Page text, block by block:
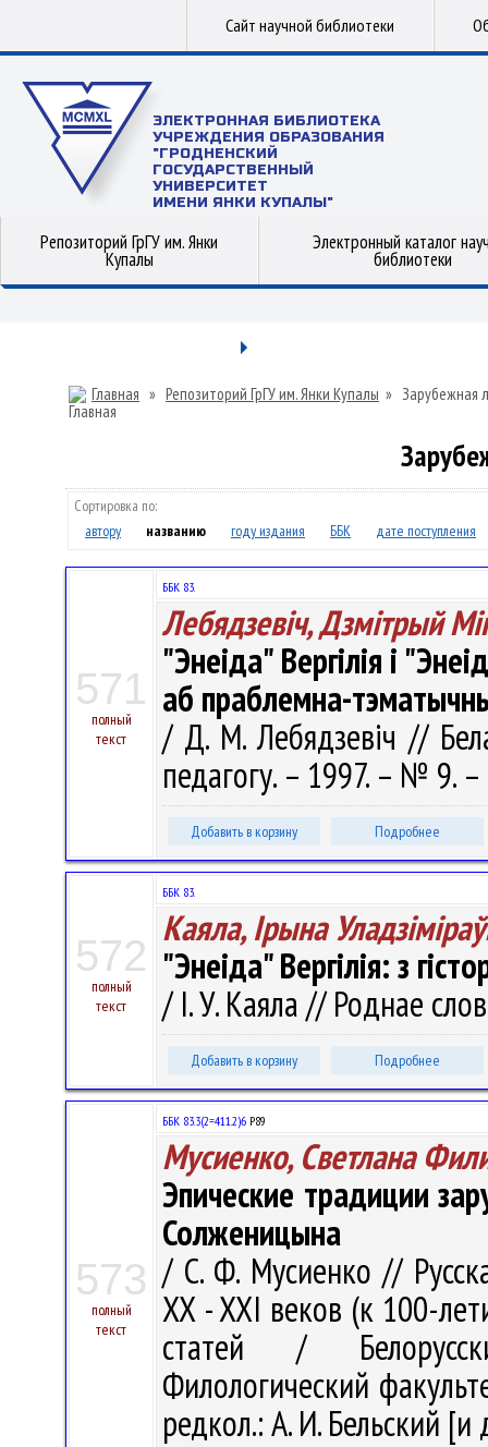
Сайт научной библиотеки
ЭЛЕКТРОННАЯ БИБЛИОТЕКА
УЧРЕЖДЕНИЯ ОБРАЗОВАНИЯ
"ГРОДНЕНСКИЙ
ГОСУДАРСТВЕННЫЙ
УНИВЕРСИТЕТ
ИМЕНИ ЯНКИ КУПАЛЫ"
Репозиторий ГрГУ им. Янки
Купалы
Электронный каталог
библиотеки
Главная » Репозиторий ГрГУ им. Янки Купалы » Зарубежная
Сортировка по:
автору
названию году издания ББК дате поступления
571
полный
текст
ББК 83.
Лебядзевіч, Дзмітрый
"Энеіда" Вергілія i
аб праблемна-
/ Д. М. Лебядзевіч //
педагогу. – 1997. – № 9.
Добавить в корзину Подробнее
572
полный
текст
ББК 83.
Каяла, Ірына
"Энеіда" Вергілія: з
/ І. У. Каяла // Роднае
Добавить в корзину Подробнее
573
полный
текст
ББК 83.3(2=411.2)6 Р89
Мусиенко, Светлана
Эпические традиции
Солженицына
/ С. Ф. Мусиенко //
XX - XXI веков (к 100-
статей /
Филологический
редкол.: А. И. Бельский